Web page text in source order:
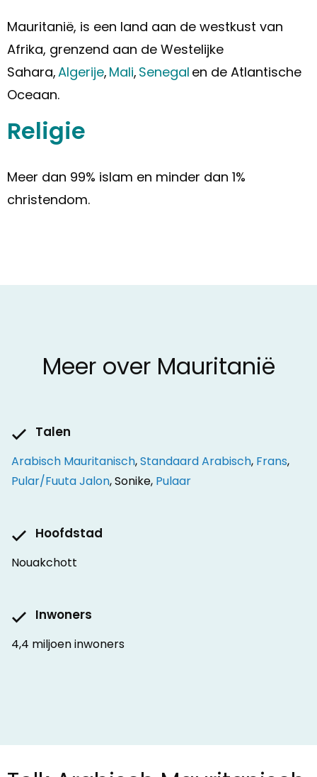
Mauritanië, is een land aan de westkust van
Afrika, grenzend aan de Westelijke
Sahara,Algerije, Mali, Senegal en de Atlantische
Oceaan.
Religie
Meer dan 99% islam en minder dan 1%
christendom.
Meer over Mauritanië
Talen
Arabisch Mauritanisch,Standaard Arabisch, Frans,
Pular/Fuuta Jalon, Sonike, Pulaar
Hoofdstad
Nouakchott
Inwoners
4,4 miljoen inwoners